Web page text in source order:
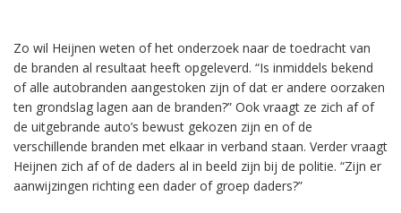
Zo wil Heijnen weten of het onderzoek naar de toedracht van
de branden al resultaat heeft opgeleverd. “Is inmiddels bekend
of alle autobranden aangestoken zijn of dat er andere oorzaken
ten grondslag lagen aan de branden?” Ook vraagt ze zich af of
de uitgebrande auto’s bewust gekozen zijn en of de
verschillende branden met elkaar in verband staan. Verder vraagt
Heijnen zich af of de daders al in beeld zijn bij de politie. “Zijn er
aanwijzingen richting een dader of groep daders?”